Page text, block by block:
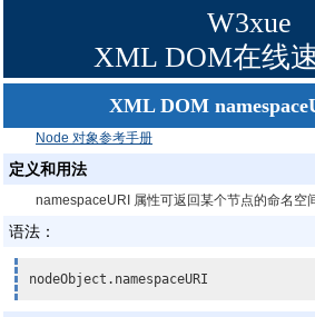
W3xue
XML DOM在线
XML DOM
Node 对象参考手册
定义和用法
namespaceURI 属性可返回某个节点的命名空
语法：
nodeObject.namespaceURI